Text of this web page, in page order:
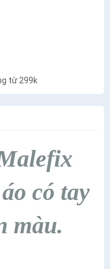
từ 299k
có tay
màu.